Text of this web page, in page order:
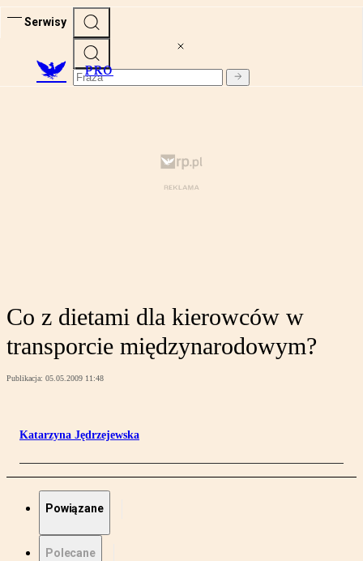
Serwisy
PRO
Co z dietami dla kierowców w
transporcie międzynarodowym?
Publikacja: 05.05.2009 11:48
Katarzyna Jędrzejewska
Powiązane
Polecane